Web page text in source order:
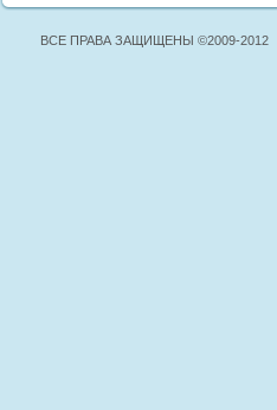
ВСЕ ПРАВА ЗАЩИЩЕНЫ ©2009-2012